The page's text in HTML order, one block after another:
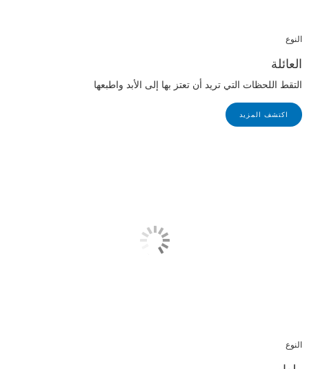
النوع
العائلة
التقط اللحظات التي تريد أن تعتز بها إلى الأبد واطبعها
اكتشف المزيد
النوع